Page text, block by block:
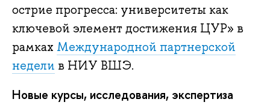
острие прогресса: университеты как
ключевой элемент достижения ЦУР» в
рамках Международной партнерской
недели в НИУ ВШЭ.
Новые курсы, исследования, экспертиза